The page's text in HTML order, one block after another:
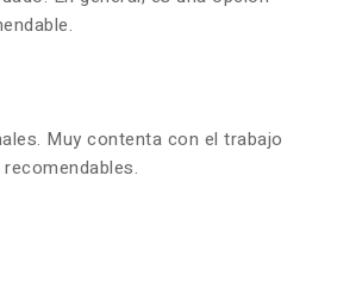
Muy contenta con el trabajo